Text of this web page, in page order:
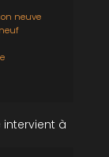
neuve
intervient à